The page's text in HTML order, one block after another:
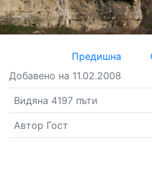
Предишна
Добавено на 11.02.2008
Видяна 4197 пъти
Автор Гост